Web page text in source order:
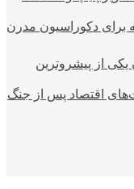
برای دکوراسیون مدرن
یکی از پیشروترین
اقتصاد پس از جنگ